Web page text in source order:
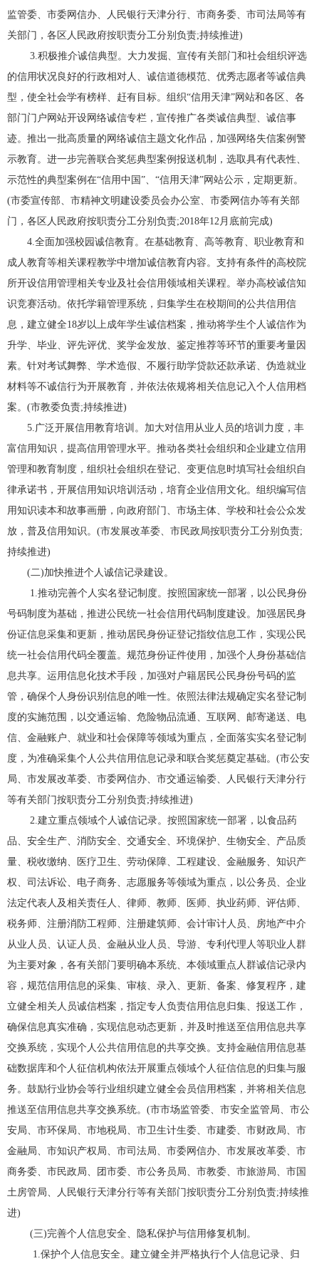
监管委、市委网信办、人民银行天津分行、市商务委、市司法局等有
关部门，各区人民政府按职责分工分别负责;持续推进)
3.积极推介诚信典型。大力发掘、宣传有关部门和社会组织评选
的信用状况良好的行政相对人、诚信道德模范、优秀志愿者等诚信典
型，使全社会学有榜样、赶有目标。组织“信用天津”网站和各区、各
部门门户网站开设网络诚信专栏，宣传推广各类诚信典型、诚信事
迹。推出一批高质量的网络诚信主题文化作品，加强网络失信案例警
示教育。进一步完善联合奖惩典型案例报送机制，选取具有代表性、
示范性的典型案例在“信用中国”、“信用天津”网站公示，定期更新。
(市委宣传部、市精神文明建设委员会办公室、市委网信办等有关部
门，各区人民政府按职责分工分别负责;2018年12月底前完成)
4.全面加强校园诚信教育。在基础教育、高等教育、职业教育和
成人教育等相关课程教学中增加诚信教育内容。支持有条件的高校院
所开设信用管理相关专业及社会信用领域相关课程。举办高校诚信知
识竞赛活动。依托学籍管理系统，归集学生在校期间的公共信用信
息，建立健全18岁以上成年学生诚信档案，推动将学生个人诚信作为
升学、毕业、评先评优、奖学金发放、鉴定推荐等环节的重要考量因
素。针对考试舞弊、学术造假、不履行助学贷款还款承诺、伪造就业
材料等不诚信行为开展教育，并依法依规将相关信息记入个人信用档
案。(市教委负责;持续推进)
5.广泛开展信用教育培训。加大对信用从业人员的培训力度，丰
富信用知识，提高信用管理水平。推动各类社会组织和企业建立信用
管理和教育制度，组织社会组织在登记、变更信息时填写社会组织自
律承诺书，开展信用知识培训活动，培育企业信用文化。组织编写信
用知识读本和故事画册，向政府部门、市场主体、学校和社会公众发
放，普及信用知识。(市发展改革委、市民政局按职责分工分别负责;
持续推进)
(二)加快推进个人诚信记录建设。
1.推动完善个人实名登记制度。按照国家统一部署，以公民身份
号码制度为基础，推进公民统一社会信用代码制度建设。加强居民身
份证信息采集和更新，推动居民身份证登记指纹信息工作，实现公民
统一社会信用代码全覆盖。规范身份证件使用，加强个人身份基础信
息共享。运用信息化技术手段，加强对户籍居民公民身份号码的监
管，确保个人身份识别信息的唯一性。依照法律法规确定实名登记制
度的实施范围，以交通运输、危险物品流通、互联网、邮寄递送、电
信、金融账户、就业和社会保障等领域为重点，全面落实实名登记制
度，为准确采集个人公共信用信息记录和联合奖惩奠定基础。(市公安
局、市发展改革委、市委网信办、市交通运输委、人民银行天津分行
等有关部门按职责分工分别负责;持续推进)
2.建立重点领域个人诚信记录。按照国家统一部署，以食品药
品、安全生产、消防安全、交通安全、环境保护、生物安全、产品质
量、税收缴纳、医疗卫生、劳动保障、工程建设、金融服务、知识产
权、司法诉讼、电子商务、志愿服务等领域为重点，以公务员、企业
法定代表人及相关责任人、律师、教师、医师、执业药师、评估师、
税务师、注册消防工程师、注册建筑师、会计审计人员、房地产中介
从业人员、认证人员、金融从业人员、导游、专利代理人等职业人群
为主要对象，各有关部门要明确本系统、本领域重点人群诚信记录内
容，规范信用信息的采集、审核、录入、更新、备案、修复程序，建
立健全相关人员诚信档案，指定专人负责信用信息归集、报送工作，
确保信息真实准确，实现信息动态更新，并及时推送至信用信息共享
交换系统，实现个人公共信用信息的共享交换。支持金融信用信息基
础数据库和个人征信机构依法开展重点领域个人征信信息的归集与服
务。鼓励行业协会等行业组织建立健全会员信用档案，并将相关信息
推送至信用信息共享交换系统。(市市场监管委、市安全监管局、市公
安局、市环保局、市地税局、市卫生计生委、市建委、市财政局、市
金融局、市知识产权局、市司法局、市委网信办、市发展改革委、市
商务委、市民政局、团市委、市公务员局、市教委、市旅游局、市国
土房管局、人民银行天津分行等有关部门按职责分工分别负责;持续推
进)
(三)完善个人信息安全、隐私保护与信用修复机制。
1.保护个人信息安全。建立健全并严格执行个人信息记录、归